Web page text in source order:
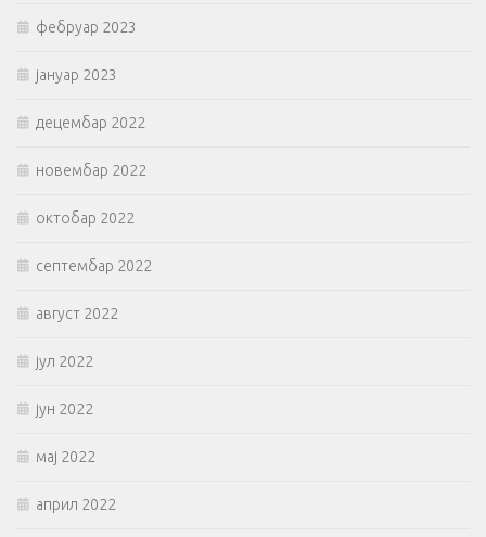
фебруар 2023
јануар 2023
децембар 2022
новембар 2022
октобар 2022
септембар 2022
август 2022
јул 2022
јун 2022
мај 2022
април 2022